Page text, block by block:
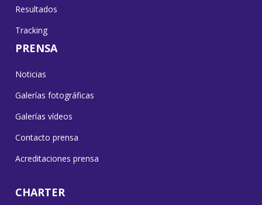
Resultados
Tracking
PRENSA
Noticias
Galerías fotográficas
Galerías vídeos
Contacto prensa
Acreditaciones prensa
CHARTER